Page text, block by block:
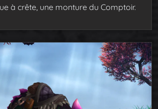
à crête, une monture du Comptoir.